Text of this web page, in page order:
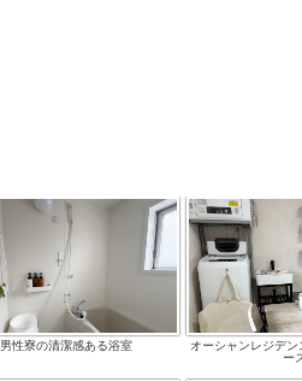
男性寮の清潔感ある浴室
オーシャンレジデ
ー